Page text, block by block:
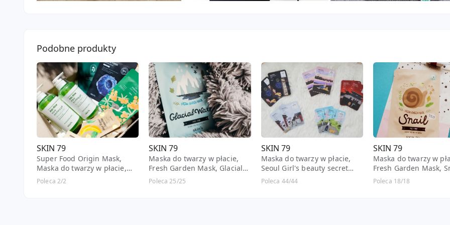
Podobne produkty
SKIN 79
Super Food Origin Mask,
Maska do twarzy w płacie,
Blueberry
Poleca 2/2
SKIN 79
Maska do twarzy w płacie,
Fresh Garden Mask, Glacial
Water
Poleca 25/25
SKIN 79
Maska do twarzy w płacie,
Seoul Girl's beauty secret
mask, Brightening Care
Poleca 44/44
SKIN 79
Maska do twarzy w
Fresh Garden Mask,
Poleca 18/18